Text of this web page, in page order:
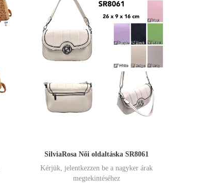
SilviaRosa Női oldaltáska SR8061
Kérjük, jelentkezzen be a nagyker árak
megtekintéséhez